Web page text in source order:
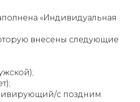
«Индивидуальная
внесены следующие
с поздним